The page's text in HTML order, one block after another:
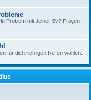
Problem mit deiner SV? Fragen
für dich richtigen Reifen wählen.